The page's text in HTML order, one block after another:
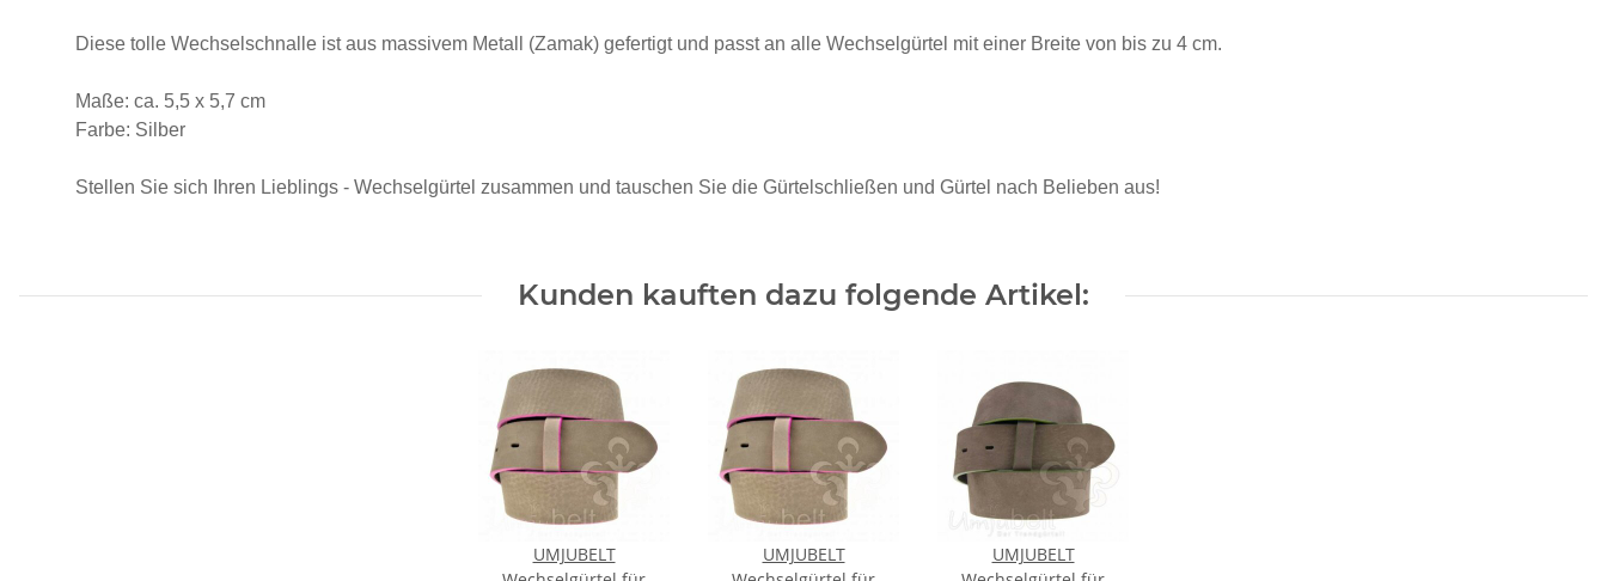
Diese tolle Wechselschnalle ist aus massivem Metall (Zamak) gefertigt und passt an alle Wechselgürtel mit einer Breite von bis zu 4 cm.
Maße: ca. 5,5 x 5,7 cm
Farbe: Silber
Stellen Sie sich Ihren Lieblings - Wechselgürtel zusammen und tauschen Sie die Gürtelschließen und Gürtel nach Belieben aus!
Kunden kauften dazu folgende Artikel:
UMJUBELT
UMJUBELT
UMJUBELT